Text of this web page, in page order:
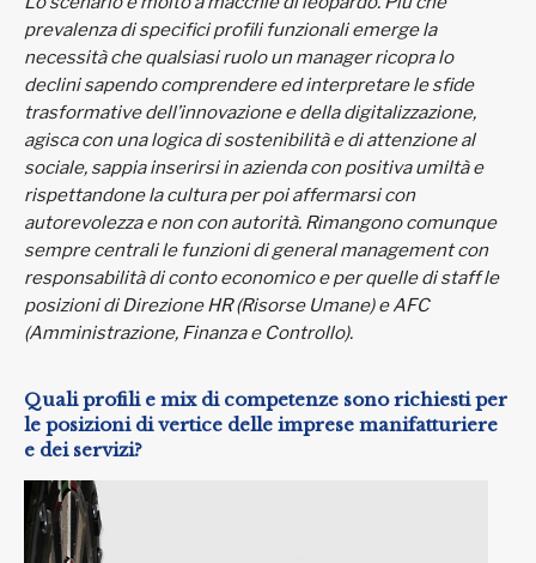
prevalenza di specifici profili funzionali emerge la
necessità che qualsiasi ruolo un manager ricopra lo
declini sapendo comprendere ed interpretare le sfide
trasformative dell’innovazione e della digitalizzazione,
agisca con una logica di sostenibilità e di attenzione al
sociale, sappia inserirsi in azienda con positiva umiltà e
rispettandone la cultura per poi affermarsi con
autorevolezza e non con autorità. Rimangono comunque
sempre centrali le funzioni di general management con
responsabilità di conto economico e per quelle di staff le
posizioni di Direzione HR (Risorse Umane) e AFC
(Amministrazione, Finanza e Controllo).
Quali profili e mix di competenze sono richiesti per
le posizioni di vertice delle imprese manifatturiere
e dei servizi?